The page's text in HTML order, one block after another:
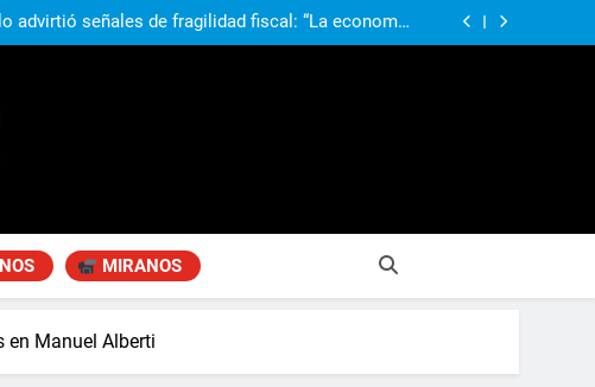
un problema que puede volver a generar déficit”
que el Gobierno “tuvo que dar marcha atrás” con la
cambio de clima político entre los gobernadores
la visita de León XIV a la Argentina: “Hubiera
un problema que puede volver a generar déficit”
el Gobierno “tuvo que dar marcha atrás” con la
un cambio de clima político entre los gobernadores
la visita de León XIV a la Argentina: “Hubiera
MIRANOS
en Manuel Alberti